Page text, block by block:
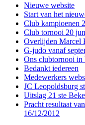
Nieuwe website
Start van het
Club kampioenen
Club tornooi 20
Overlijden Marcel
G-judo vanaf
Ons clubtornooi in
Bedankt iedereen
Medewerkers
JC Leopoldsburg
Uitslag 21 ste
Pracht resultaat
16/12/2012